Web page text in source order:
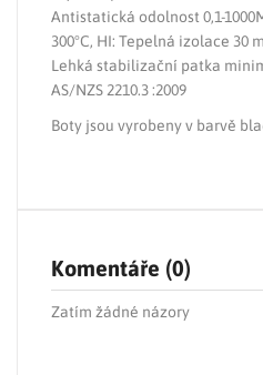
Antistatická odolnost 0,1-
300°C, HI: Tepelná izolace 30
Lehká stabilizační patka
AS/NZS 2210.3 :2009
Boty jsou vyrobeny v barvě
Komentáře (0)
Zatím žádné názory